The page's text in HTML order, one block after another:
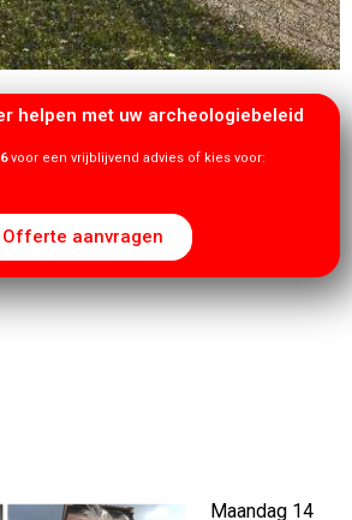
helpen met uw archeologiebeleid
voor een vrijblijvend advies of kies voor:
Offerte aanvragen
Maandag 14